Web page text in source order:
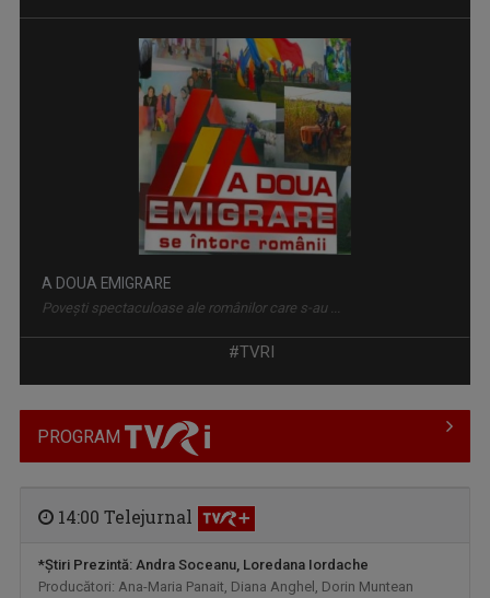
DISCOVER ROMANIA
Prin această serie de emisiuni, Televiziunea ...
#TVRI
PROGRAM
14:00 Telejurnal
*Ştiri Prezintă: Andra Soceanu, Loredana Iordache
Producători: Ana-Maria Panait, Diana Anghel, Dorin Muntean